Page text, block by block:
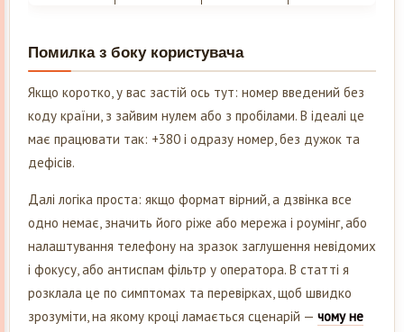
Помилка з боку користувача
Якщо коротко, у вас застій ось тут: номер введений без
коду країни, з зайвим нулем або з пробілами. В ідеалі це
має працювати так: +380 і одразу номер, без дужок та
дефісів.
Далі логіка проста: якщо формат вірний, а дзвінка все
одно немає, значить його ріже або мережа і роумінг, або
налаштування телефону на зразок заглушення невідомих
і фокусу, або антиспам фільтр у оператора. В статті я
розклала це по симптомах та перевірках, щоб швидко
зрозуміти, на якому кроці ламається сценарій — чому не